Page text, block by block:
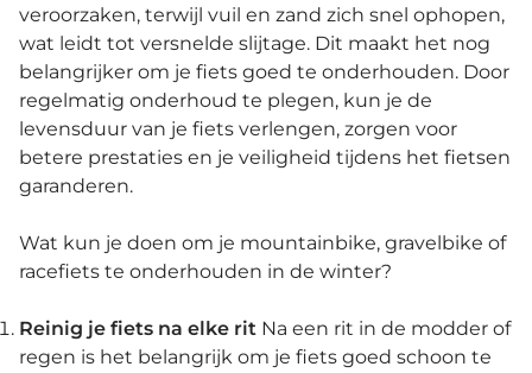
veroorzaken, terwijl vuil en zand zich snel ophopen,
wat leidt tot versnelde slijtage. Dit maakt het nog
belangrijker om je fiets goed te onderhouden. Door
regelmatig onderhoud te plegen, kun je de
levensduur van je fiets verlengen, zorgen voor
betere prestaties en je veiligheid tijdens het fietsen
garanderen.
Wat kun je doen om je mountainbike, gravelbike of
racefiets te onderhouden in de winter?
Reinig je fiets na elke rit Na een rit in de modder of
regen is het belangrijk om je fiets goed schoon te